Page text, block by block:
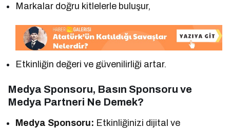
Markalar doğru kitlelerle buluşur,
Etkinliğin değeri ve güvenilirliği artar.
Medya Sponsoru, Basın Sponsoru ve
Medya Partneri Ne Demek?
Medya Sponsoru: Etkinliğinizi dijital ve